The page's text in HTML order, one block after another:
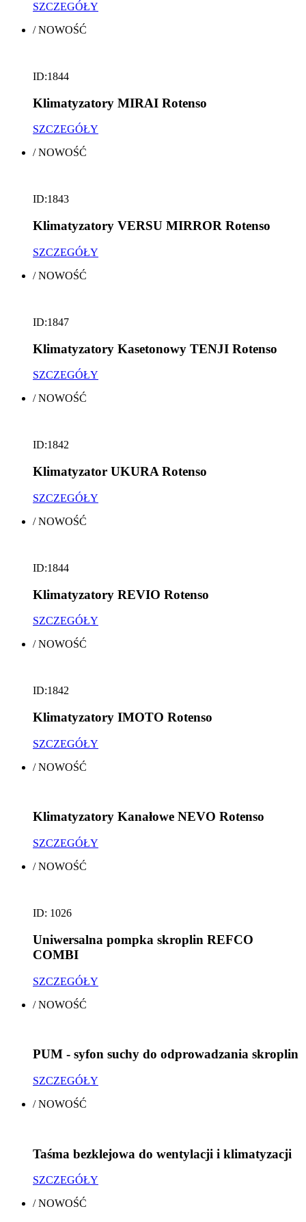
SZCZEGÓŁY
/NOWOŚĆ
ID:1844
Klimatyzatory MIRAI Rotenso
SZCZEGÓŁY
/NOWOŚĆ
ID:1843
Klimatyzatory VERSU MIRROR Rotenso
SZCZEGÓŁY
/NOWOŚĆ
ID:1847
Klimatyzatory Kasetonowy TENJI Rotenso
SZCZEGÓŁY
/NOWOŚĆ
ID:1842
Klimatyzator UKURA Rotenso
SZCZEGÓŁY
/NOWOŚĆ
ID:1844
Klimatyzatory REVIO Rotenso
SZCZEGÓŁY
/NOWOŚĆ
ID:1842
Klimatyzatory IMOTO Rotenso
SZCZEGÓŁY
/NOWOŚĆ
Klimatyzatory Kanałowe NEVO Rotenso
SZCZEGÓŁY
/NOWOŚĆ
ID: 1026
Uniwersalna pompka skroplin REFCO
COMBI
SZCZEGÓŁY
/NOWOŚĆ
PUM - syfon suchy do odprowadzania skroplin
SZCZEGÓŁY
/NOWOŚĆ
Taśma bezklejowa do wentylacji i klimatyzacji
SZCZEGÓŁY
/NOWOŚĆ